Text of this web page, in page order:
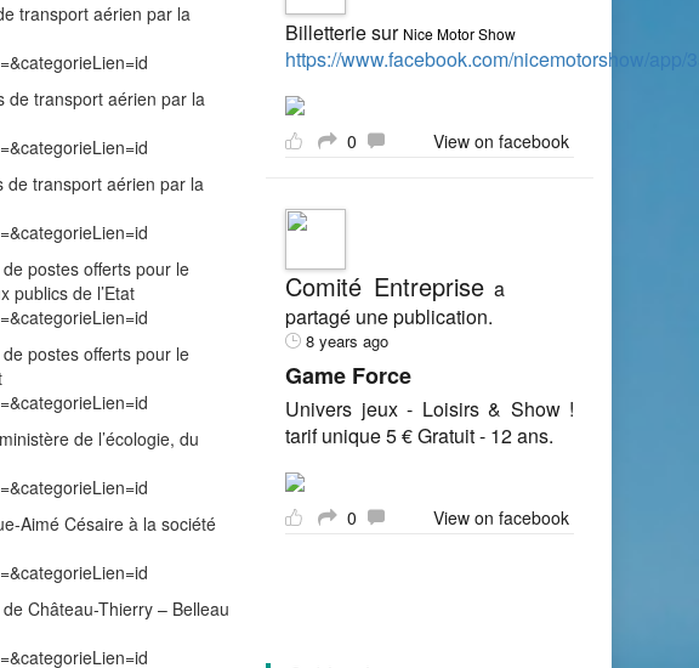
transport aérien par la
de transport aérien par la
de transport aérien par la
postes offerts pour le
publics de l’Etat
postes offerts pour le
de l’écologie, du
Aimé Césaire à la société
Château-Thierry – Belleau
Billetterie sur Nice Motor Show
https://www.facebook.com/nicemotorshow/app/
0 View on facebook
Comité Entreprisea
partagé une publication.
8 years ago
Game Force
Univers jeux - Loisirs & Show !
tarif unique 5 € Gratuit - 12 ans.
0 View on facebook